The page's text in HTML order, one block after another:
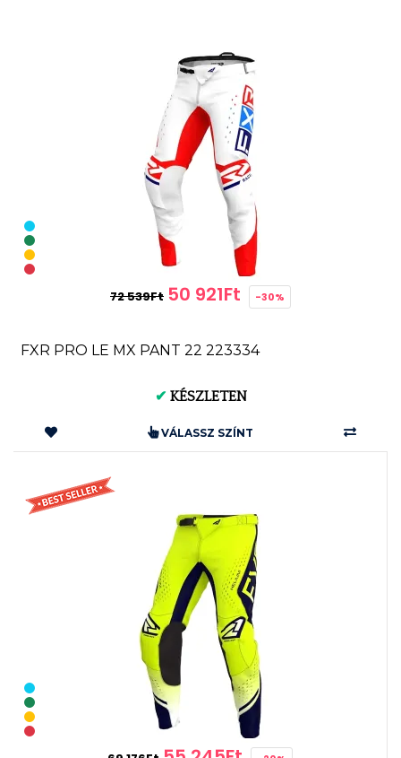
72 539Ft 50 921Ft -30%
FXR PRO LE MX PANT 22 223334
✔ KÉSZLETEN
VÁLASSZ SZÍNT